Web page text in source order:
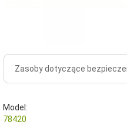
Zasoby dotyczące
Model:
78420